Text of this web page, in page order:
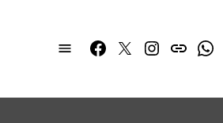
Facebook
TwitterInstagram
issuu